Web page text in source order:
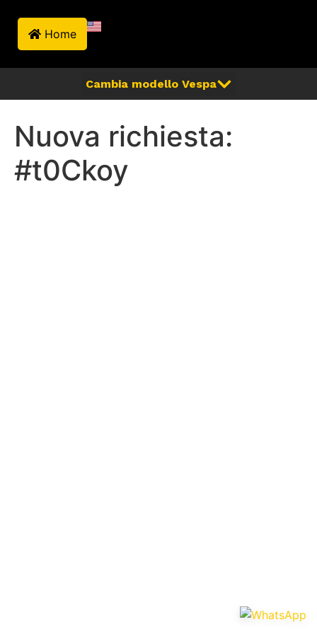
Home
Nuova richiesta:
#t0Ckoy